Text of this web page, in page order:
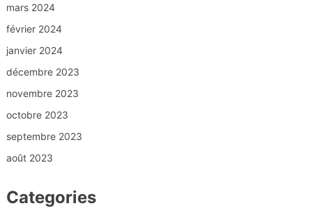
mars 2024
février 2024
janvier 2024
décembre 2023
novembre 2023
octobre 2023
septembre 2023
août 2023
Categories